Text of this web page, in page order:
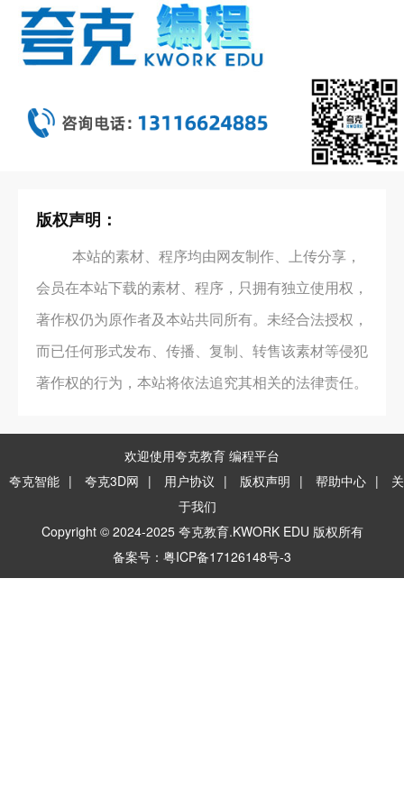
版权声明：
本站的素材、程序均由网友制作、上传分享，
会员在本站下载的素材、程序，只拥有独立使用权，
著作权仍为原作者及本站共同所有。未经合法授权，
而已任何形式发布、传播、复制、转售该素材等侵犯
著作权的行为，本站将依法追究其相关的法律责任。
欢迎使用夸克教育 编程平台
夸克智能 | 夸克3D网 | 用户协议 | 版权声明 | 帮助中心 |
关
于我们
Copyright © 2024-2025 夸克教育.KWORK EDU 版权所有
备案号：粤ICP备17126148号-3